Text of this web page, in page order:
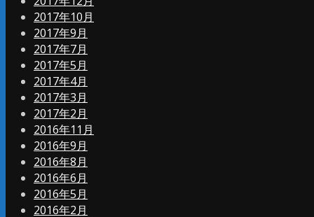
2017年10月
2017年9月
2017年7月
2017年5月
2017年4月
2017年3月
2017年2月
2016年11月
2016年9月
2016年8月
2016年6月
2016年5月
2016年2月